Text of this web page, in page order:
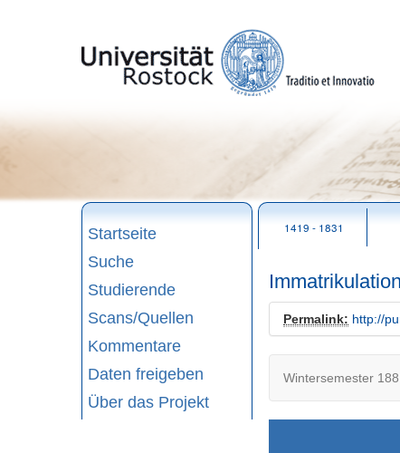
Startseite
Suche
Studierende
Scans/Quellen
Kommentare
Daten freigeben
Über das Projekt
1419 - 1831
Permalink: http://
Wintersemester